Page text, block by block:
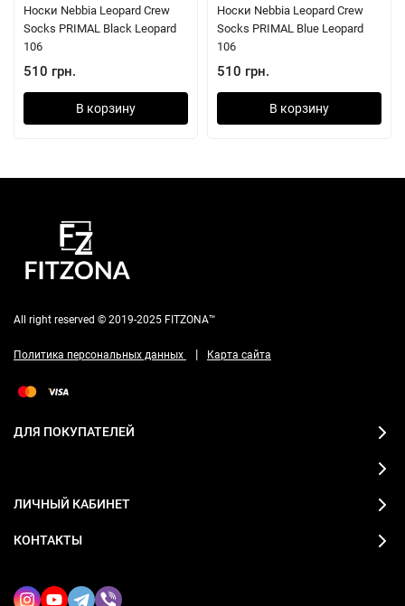
Носки Nebbia Leopard Crew
Socks PRIMAL Black Leopard
106
510 грн.
В корзину
Носки Nebbia Leopard Crew
Socks PRIMAL Blue Leopard
106
510 грн.
В корзину
All right reserved © 2019-2025 FITZONA™
Политика персональных данных | Карта сайта
ДЛЯ ПОКУПАТЕЛЕЙ
ЛИЧНЫЙ КАБИНЕТ
КОНТАКТЫ